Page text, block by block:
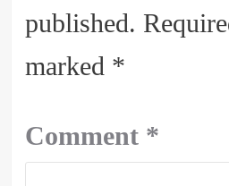
published.
marked *
Comment *